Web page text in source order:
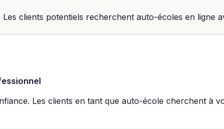
clients potentiels recherchent auto-écoles en ligne
Les clients en tant que auto-école cherchent à